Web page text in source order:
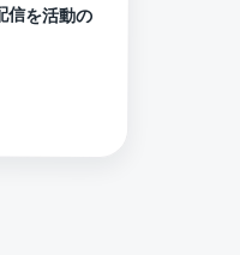
信を活動の